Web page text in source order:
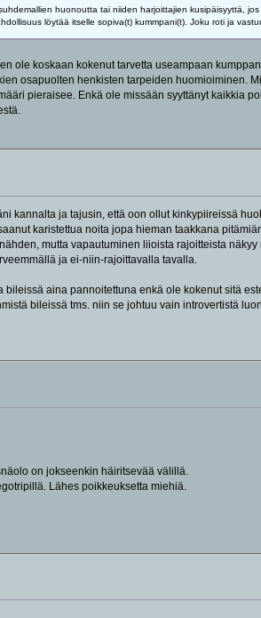
huonoutta tai niiden harjoittajien kusipäisyyttä,
löytää itselle sopiva(t) kummpani(t). Joku roti ja
ole koskaan kokenut tarvetta useampaan
osapuolten henkisten tarpeiden huomioiminen.
pieraisee. Enkä ole missään syyttänyt kaikkia
kannalta ja tajusin, että oon ollut kinkypiireissä
karistettua noita jopa hieman taakkana
mutta vapautuminen liioista rajoitteista
ja ei-niin-rajoittavalla tavalla.
aina pannoitettuna enkä ole kokenut sitä
bileissä tms. niin se johtuu vain introvertistä
on jokseenkin häiritsevää välillä.
Lähes poikkeuksetta miehiä.